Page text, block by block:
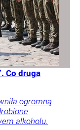
Co druga
ogromną
alkoholu.